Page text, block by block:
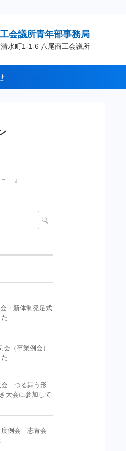
会議所青年部事務局
水町1-1-6 八尾商工会議所
』
・新体制発足式
（卒業例会）
つる舞う形
大会に参加して
例会 志青会